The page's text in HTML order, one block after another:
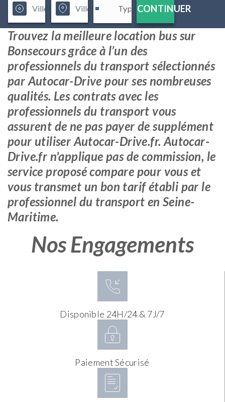
CONTINUER
Trouvez la meilleure location bus sur
Bonsecours grâce à l’un des
professionnels du transport sélectionnés
par Autocar-Drive pour ses nombreuses
qualités. Les contrats avec les
professionnels du transport vous
assurent de ne pas payer de supplément
pour utiliser Autocar-Drive.fr. Autocar-
Drive.fr n'applique pas de commission, le
service proposé compare pour vous et
vous transmet un bon tarif établi par le
professionnel du transport en Seine-
Maritime.
Nos Engagements
Disponible 24H/24 & 7J/7
Paiement Sécurisé